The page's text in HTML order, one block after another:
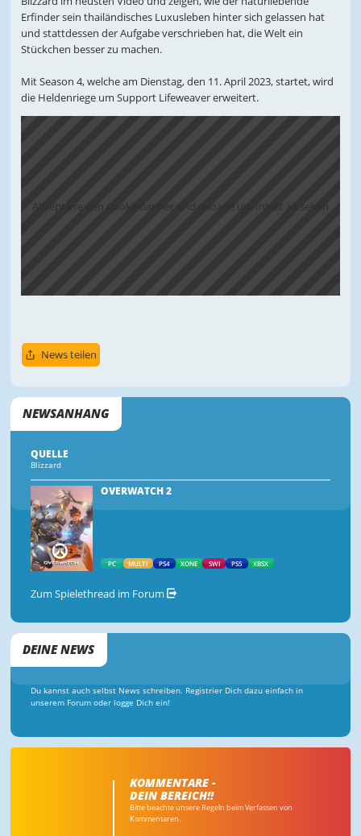
Erfinder sein thailändisches Luxusleben hinter sich gelassen hat
und stattdessen der Aufgabe verschrieben hat, die Welt ein
Stückchen besser zu machen.
Mit Season 4, welche am Dienstag, den 11. April 2023, startet, wird
die Heldenriege um Support Lifeweaver erweitert.
Akzeptiere den Cookiebanner und reloade um Inhalt zu sehen
News teilen
NEWSANHANG
QUELLE
Blizzard
OVERWATCH 2
PC MULTI PS4 XONE SWI PS5 XBSX
Zum Spielethread im Forum
DEINE NEWS
Du kannst auch selbst News schreiben. Registrier Dich dazu einfach in
unserem Forum oder logge Dich ein!
KOMMENTARE -
DEIN BEREICH!!
Bitte beachte unsere Regeln beim Verfassen von
Kommentaren.